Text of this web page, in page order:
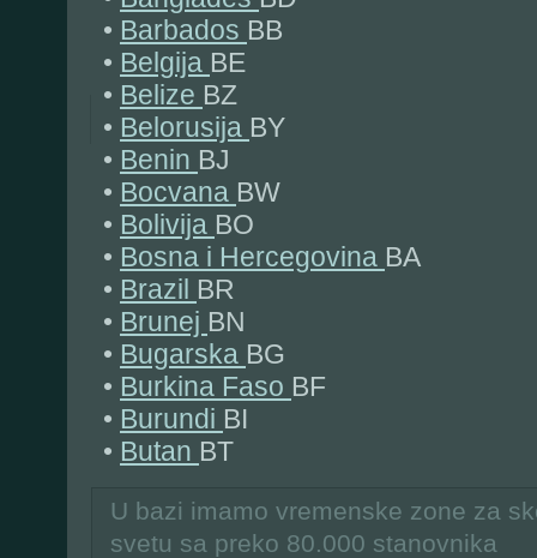
• Barbados BB
• Belgija BE
• Belize BZ
• Belorusija BY
• Benin BJ
• Bocvana BW
• Bolivija BO
• Bosna i Hercegovina BA
• Brazil BR
• Brunej BN
• Bugarska BG
• Burkina Faso BF
• Burundi BI
• Butan BT
U bazi imamo vremenske zone za
svetu sa preko 80.000 stanovnika